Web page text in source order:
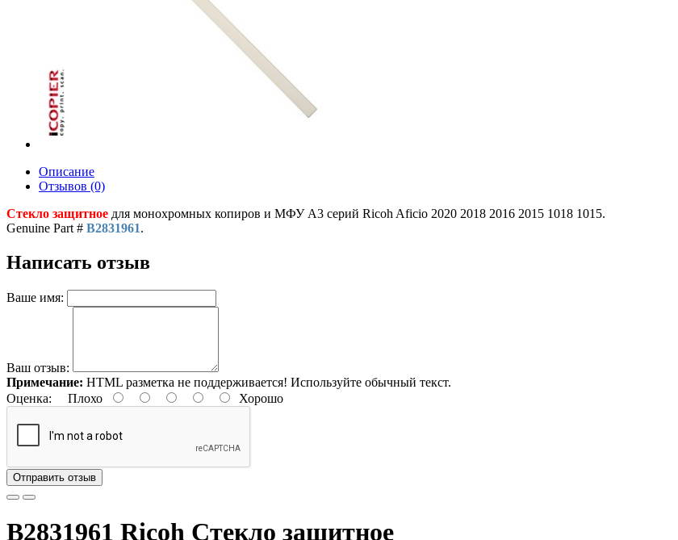
Описание
Отзывов (0)
Стекло защитное для монохромных копиров и МФУ A3 серий Ricoh Aficio 2020 2018 2016 2015 1018 1015.
Genuine Part # B2831961.
Написать отзыв
Ваше имя:
Ваш отзыв:
Примечание: HTML разметка не поддерживается! Используйте обычный текст.
Оценка: Плохо Хорошо
Отправить отзыв
B2831961 Ricoh Стекло защитное